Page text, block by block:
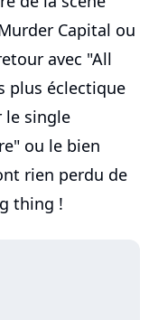
Capital ou
avec "All
plus éclectique
le single
ou le bien
rien perdu de
thing !